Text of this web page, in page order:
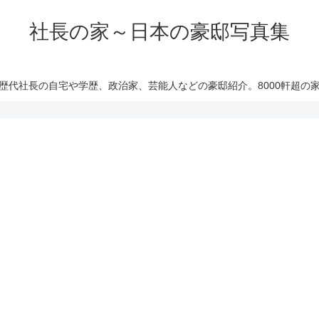
社長の家～日本の豪邸写真集
代社長の自宅や学歴、政治家、芸能人などの豪邸紹介。8000軒超の家